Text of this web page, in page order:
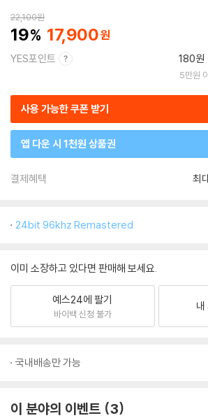
22,100원
19 17,900
YES포인트 180원
5만원
사용 가능한 쿠폰 받기
앱 다운 시 1천원 상품권
결제혜택 최
24bit 96khz Remastered
이미 소장하고 있다면 판매해 보세요.
예스24에 팔기
바이백 신청 불가
내
국내배송만 가능
이 분야의 이벤트 3